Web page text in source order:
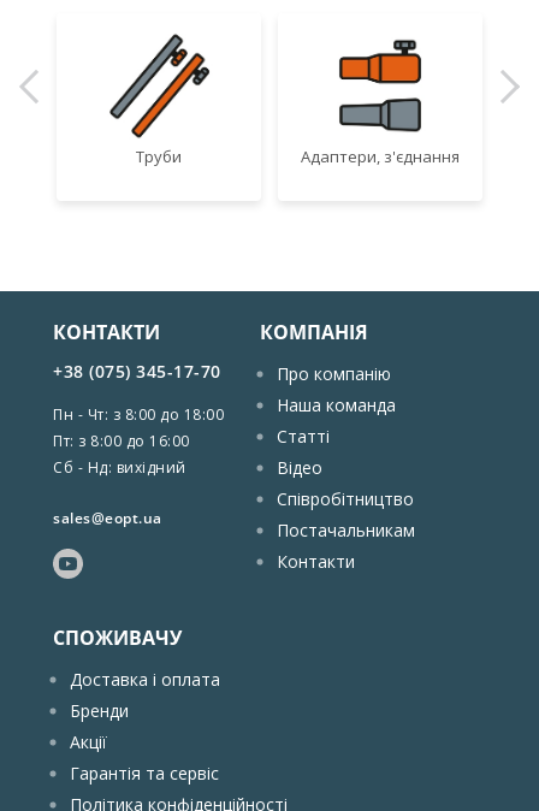
Труби Адаптери, з'єднання
КОНТАКТИ
+38 (075) 345-17-70
Пн - Чт: з 8:00 до 18:00
Пт: з 8:00 до 16:00
Сб - Нд: вихідний
sales@eopt.ua
КОМПАНІЯ
Про компанію
Наша команда
Статті
Відео
Співробітництво
Постачальникам
Контакти
СПОЖИВАЧУ
Доставка і оплата
Бренди
Акції
Гарантія та сервіс
Політика конфіденційності